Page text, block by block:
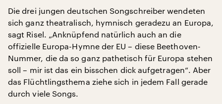
Die drei jungen deutschen Songschreiber wendeten
sich ganz theatralisch, hymnisch geradezu an Europa,
sagt Risel. „Anknüpfend natürlich auch an die
offizielle Europa-Hymne der EU – diese Beethoven-
Nummer, die da so ganz pathetisch für Europa stehen
soll – mir ist das ein bisschen dick aufgetragen“. Aber
das Flüchtlingsthema ziehe sich in jedem Fall gerade
durch viele Songs.